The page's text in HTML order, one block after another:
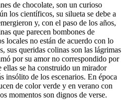
de chocolate, son un curioso
los científicos, su silueta se debe a
y, con el paso de los años,
que parecen bombones de
locales no están de acuerdo con lo
sus queridas colinas son las lágrimas
por su amor no correspondido por
se ha construido un mirador
insólito de los escenarios. En época
de color verde y en verano con
momentos son dignos de verse.